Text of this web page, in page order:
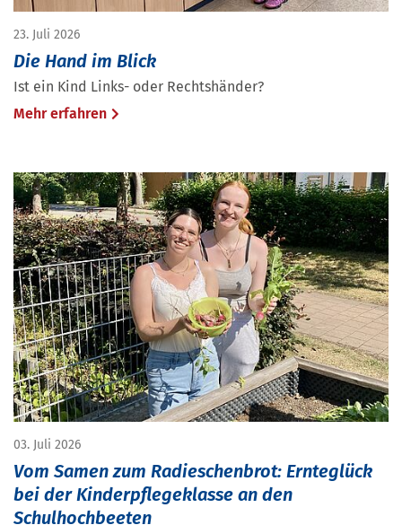
23. Juli 2026
Die Hand im Blick
Ist ein Kind Links- oder Rechtshänder?
Mehr erfahren
03. Juli 2026
Vom Samen zum Radieschenbrot: Ernteglück
bei der Kinderpflegeklasse an den
Schulhochbeeten